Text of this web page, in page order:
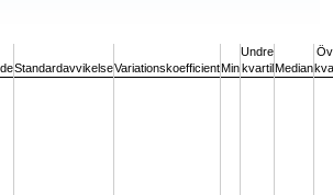
StandardavvikelseVariationskoefficientMin
Undre
kvartilMedian